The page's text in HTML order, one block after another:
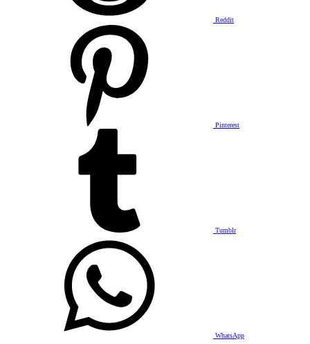
Reddit
Pinterest
Tumblr
WhatsApp